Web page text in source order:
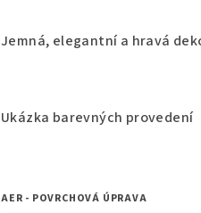
produktu
5
Jemná, elegantní a hravá
Ukázka barevných provedení
AER - POVRCHOVÁ ÚPRAVA